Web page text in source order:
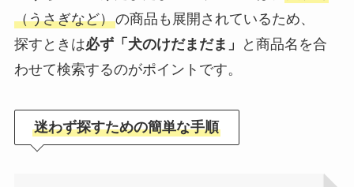
（うさぎなど）の商品も展開されているため、
探すときは必ず「犬のけだまだま」
と商品名を合
わせて検索するのがポイントです。
迷わず探すための簡単な手順